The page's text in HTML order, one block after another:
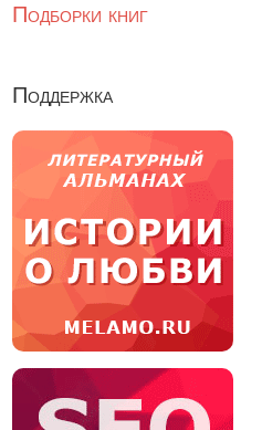
Подборки книг
Поддержка